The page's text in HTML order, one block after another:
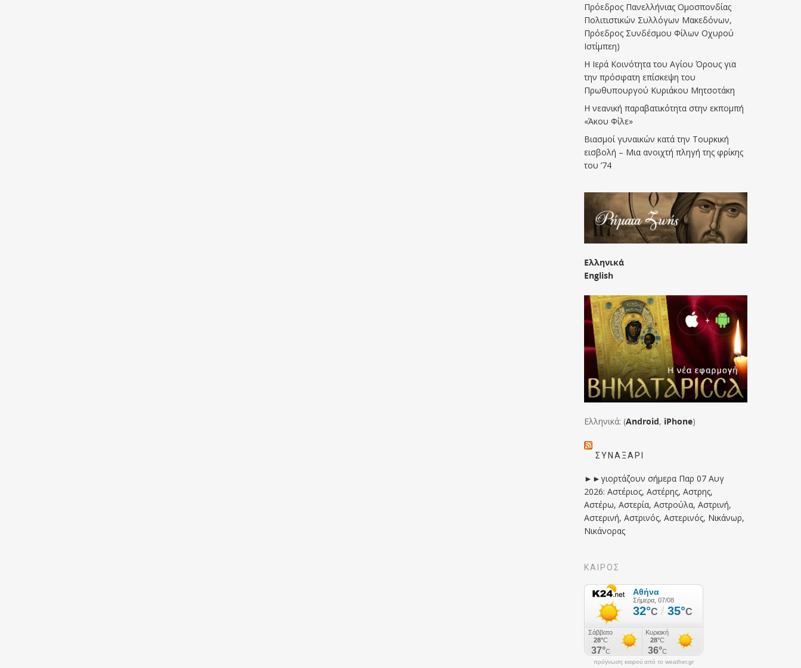
Πρόεδρος Πανελλήνιας Ομοσπονδίας
Πολιτιστικών Συλλόγων Μακεδόνων,
Πρόεδρος Συνδέσμου Φίλων Οχυρού
Ιστίμπεη)
Η Ιερά Κοινότητα του Αγίου Όρους για
την πρόσφατη επίσκεψη του
Πρωθυπουργού Κυριάκου Μητσοτάκη
Η νεανική παραβατικότητα στην εκπομπή
«Άκου Φίλε»
Βιασμοί γυναικών κατά την Τουρκική
εισβολή – Μια ανοιχτή πληγή της φρίκης
του ’74
Ελληνικά
English
Ελληνικά: (Android, iPhone)
ΣΥΝΑΞΆΡΙ
►►γιορτάζουν σήμερα Παρ 07 Αυγ
2026: Αστέριος, Αστέρης, Αστρης,
Αστέρω, Αστερία, Αστρούλα, Αστρινή,
Αστερινή, Αστρινός, Αστερινός, Νικάνωρ,
Νικάνορας
ΚΑΙΡΟΣ
πρόγνωση καιρού από το weather.gr